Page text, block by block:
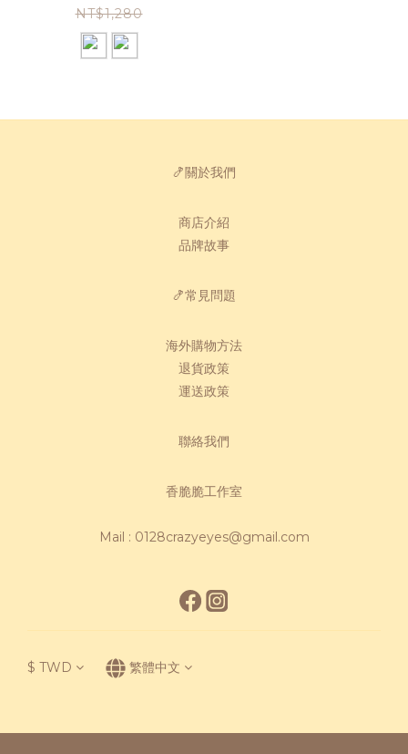
NT$1,280
🍤關於我們
商店介紹
品牌故事
🍤常見問題
海外購物方法
退貨政策
運送政策
聯絡我們
香脆脆工作室
Mail : 0128crazyeyes@gmail.com
$ TWD 繁體中文